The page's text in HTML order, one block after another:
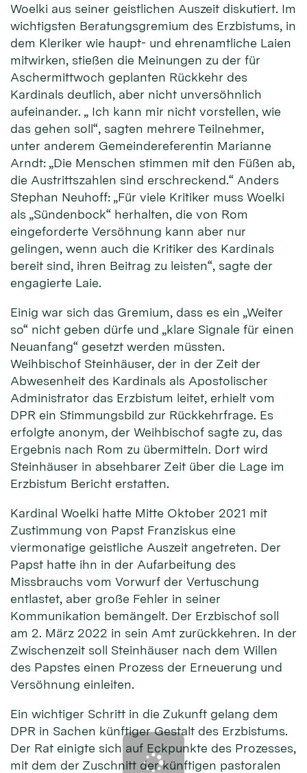
Woelki aus seiner geistlichen Auszeit diskutiert. Im
wichtigsten Beratungsgremium des Erzbistums, in
dem Kleriker wie haupt- und ehrenamtliche Laien
mitwirken, stießen die Meinungen zu der für
Aschermittwoch geplanten Rückkehr des
Kardinals deutlich, aber nicht unversöhnlich
aufeinander. „ Ich kann mir nicht vorstellen, wie
das gehen soll“, sagten mehrere Teilnehmer,
unter anderem Gemeindereferentin Marianne
Arndt: „Die Menschen stimmen mit den Füßen ab,
die Austrittszahlen sind erschreckend.“ Anders
Stephan Neuhoff: „Für viele Kritiker muss Woelki
als „Sündenbock“ herhalten, die von Rom
eingeforderte Versöhnung kann aber nur
gelingen, wenn auch die Kritiker des Kardinals
bereit sind, ihren Beitrag zu leisten“, sagte der
engagierte Laie.
Einig war sich das Gremium, dass es ein „Weiter
so“ nicht geben dürfe und „klare Signale für einen
Neuanfang“ gesetzt werden müssten.
Weihbischof Steinhäuser, der in der Zeit der
Abwesenheit des Kardinals als Apostolischer
Administrator das Erzbistum leitet, erhielt vom
DPR ein Stimmungsbild zur Rückkehrfrage. Es
erfolgte anonym, der Weihbischof sagte zu, das
Ergebnis nach Rom zu übermitteln. Dort wird
Steinhäuser in absehbarer Zeit über die Lage im
Erzbistum Bericht erstatten.
Kardinal Woelki hatte Mitte Oktober 2021 mit
Zustimmung von Papst Franziskus eine
viermonatige geistliche Auszeit angetreten. Der
Papst hatte ihn in der Aufarbeitung des
Missbrauchs vom Vorwurf der Vertuschung
entlastet, aber große Fehler in seiner
Kommunikation bemängelt. Der Erzbischof soll
am 2. März 2022 in sein Amt zurückkehren. In der
Zwischenzeit soll Steinhäuser nach dem Willen
des Papstes einen Prozess der Erneuerung und
Versöhnung einleiten.
Ein wichtiger Schritt in die Zukunft gelang dem
DPR in Sachen künftiger Gestalt des Erzbistums.
Der Rat einigte sich auf Eckpunkte des Prozesses,
mit dem der Zuschnitt der künftigen pastoralen